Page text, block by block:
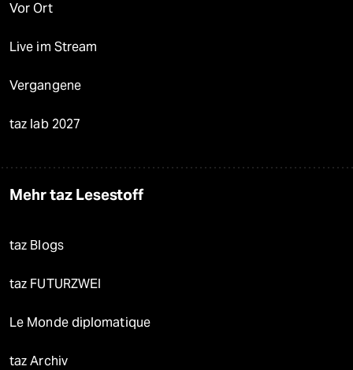
Vor Ort
Live im Stream
Vergangene
taz lab 2027
Mehr taz Lesestoff
taz Blogs
taz FUTURZWEI
Le Monde diplomatique
taz Archiv